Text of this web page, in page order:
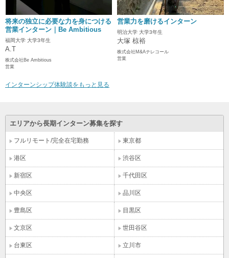
将来の独立に必要な力を身につける
営業インターン｜Be Ambitious
福岡大学 大学3年生
A.T
株式会社Be Ambitious
営業
営業力を磨けるインターン
明治大学 大学3年生
大塚 椋裕
株式会社M&Aテレコール
営業
インターンシップ体験談をもっと見る
エリアから長期インターン募集を探す
フルリモート/完全在宅勤務 東京都
港区 渋谷区
新宿区 千代田区
中央区 品川区
豊島区 目黒区
文京区 世田谷区
台東区 立川市